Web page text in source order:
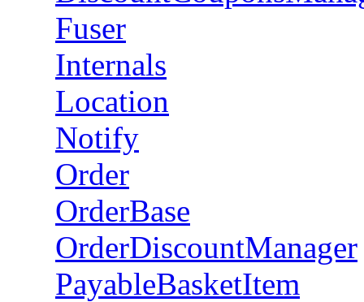
Fuser
Internals
Location
Notify
Order
OrderBase
OrderDiscountManager
PayableBasketItem